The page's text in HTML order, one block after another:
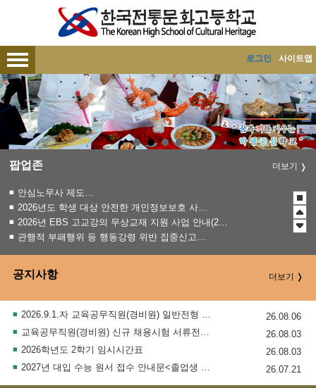
로그인 사이트맵
팝업존 더보기
관행적 부패행위 등 행동강령 위반 집중신고기간 운영
2026년 EBS 고교강의 무상교재 지원 사업 안내(2학기 2차)
2026년도 학생 대상 안전한 개인정보보호 사례 공모전
안심노무사 제도 홍보
2026 학생 성장 지원 학부모 아카데미 운영
공지사항 더보기
2026.9.1.자 교육공무직원(경비원) 일반전형 신규 채용시험 최종 합격자 발표
26.08.06
교육공무직원(경비원) 신규 채용시험 서류전형 합격자 명단 및 인성검사, 면접심사 시행 공고
26.08.03
2026학년도 2학기 임시시간표
26.08.03
2027년 대입 수능 원서 접수 안내문<졸업생 필독>
26.07.21